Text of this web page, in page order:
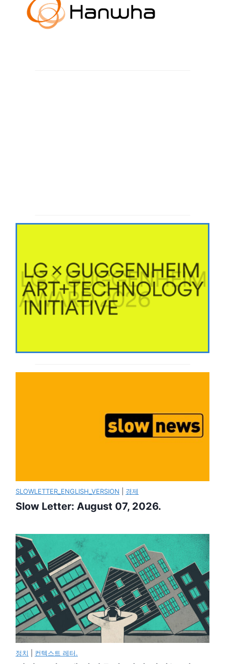
SLOWLETTER_ENGLISH_VERSION 경제
Slow Letter: August 07, 2026.
정치 컨텍스트 레터.